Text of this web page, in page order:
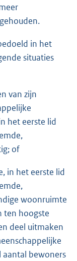
in het
situaties
van zijn
het eerste lid
of
in het eerste lid
woonruimte
ten hoogste
deel uitmaken
bewoners